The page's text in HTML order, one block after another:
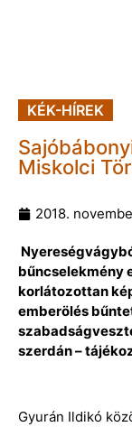
KÉK-HÍREK
Miskolci
2018.
bűncselekmény
korlátozottan
emberölés
szerdán –
Gyurán Ildikó